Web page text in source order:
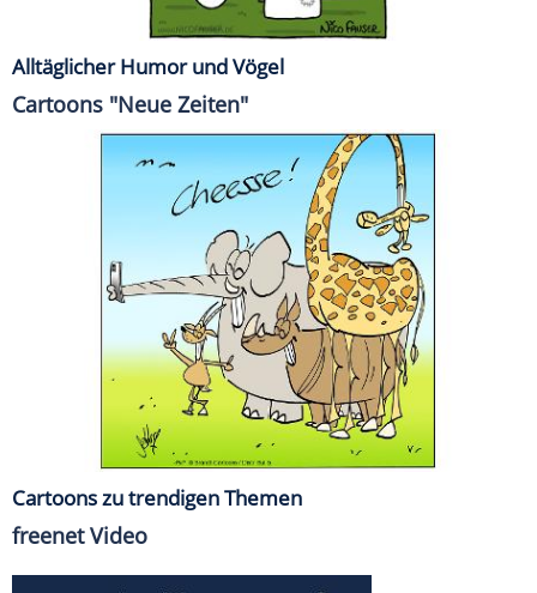
Alltäglicher Humor und Vögel
Cartoons "Neue Zeiten"
Cartoons zu trendigen Themen
freenet Video